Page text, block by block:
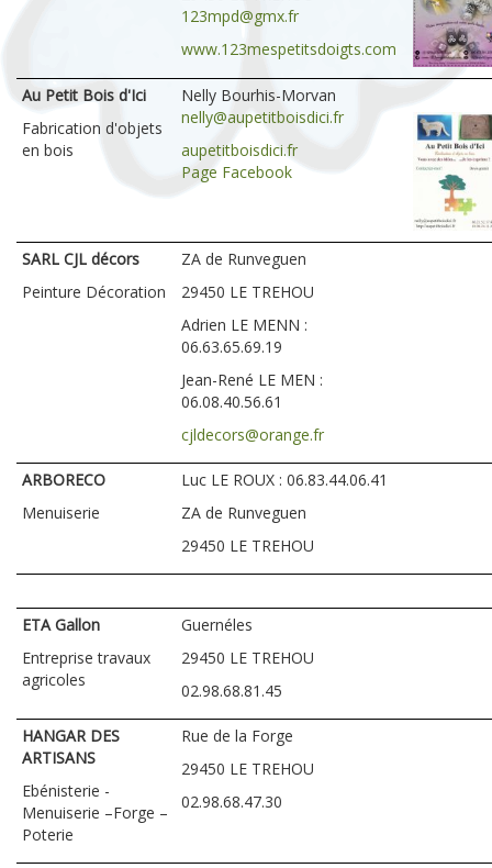
123mpd@gmx.fr
www.123mespetitsdoigts.com
Au Petit Bois d'Ici
Fabrication d'objets
en bois
Nelly Bourhis-Morvan
nelly@aupetitboisdici.fr
aupetitboisdici.fr
Page Facebook
SARL CJL décors
Peinture Décoration
ZA de Runveguen
29450 LE TREHOU
Adrien LE MENN :
06.63.65.69.19
Jean-René LE MEN :
06.08.40.56.61
cjldecors@orange.fr
ARBORECO
Menuiserie
Luc LE ROUX : 06.83.44.06.41
ZA de Runveguen
29450 LE TREHOU
ETA Gallon
Entreprise travaux
agricoles
Guernéles
29450 LE TREHOU
02.98.68.81.45
HANGAR DES
ARTISANS
Ebénisterie -
Menuiserie –Forge –
Poterie
Rue de la Forge
29450 LE TREHOU
02.98.68.47.30